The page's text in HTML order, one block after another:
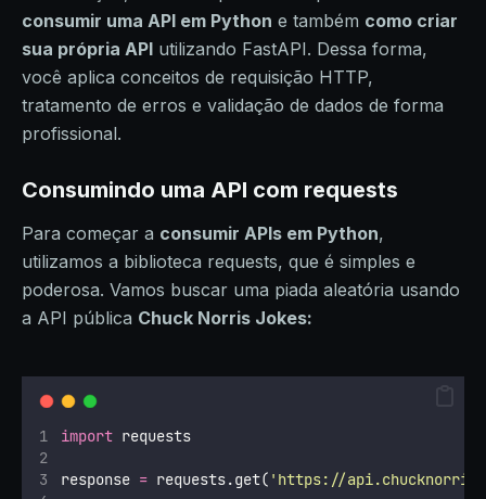
consumir uma API em Python e também como criar
sua própria API utilizando FastAPI. Dessa forma,
você aplica conceitos de requisição HTTP,
tratamento de erros e validação de dados de forma
profissional.
Consumindo uma API com requests
Para começar a consumir APIs em Python,
utilizamos a biblioteca requests, que é simples e
poderosa. Vamos buscar uma piada aleatória usando
a API pública Chuck Norris Jokes:
import requests
response = requests.get( ' https://